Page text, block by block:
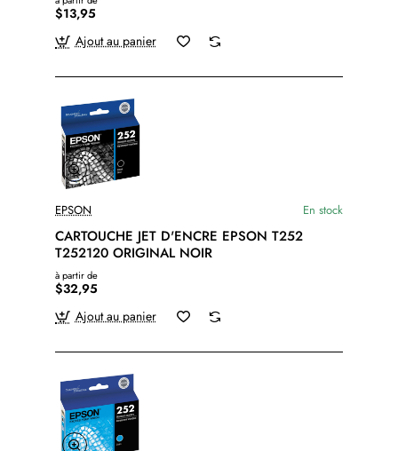
$13,95
Ajout au panier
EPSON En stock
CARTOUCHE JET D'ENCRE EPSON T252
T252120 ORIGINAL NOIR
à partir de
$32,95
Ajout au panier